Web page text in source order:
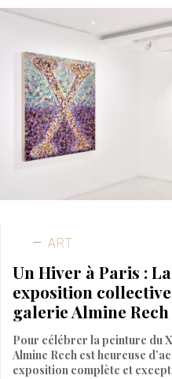
ART
Un Hiver à Paris :
exposition
galerie Almine Rech
Pour célébrer la peinture du
Almine Rech est heureuse
exposition complète et